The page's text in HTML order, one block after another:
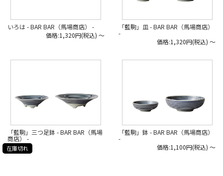
いろは - BAR BAR（馬場商店） -
価格:1,320円(税込) ～
「藍駒」皿 - BAR BAR（馬場商店）
-
価格:1,320円(税込) ～
「藍駒」三つ足鉢 - BAR BAR（馬場
商店） -
在庫切れ
「藍駒」鉢 - BAR BAR（馬場商店）
-
価格:1,100円(税込) ～